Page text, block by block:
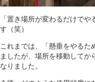
「置き場所が変わるだけで
す（笑）
これまでは、「懸垂をやるた
ましたが、場所を移動して
なりました。